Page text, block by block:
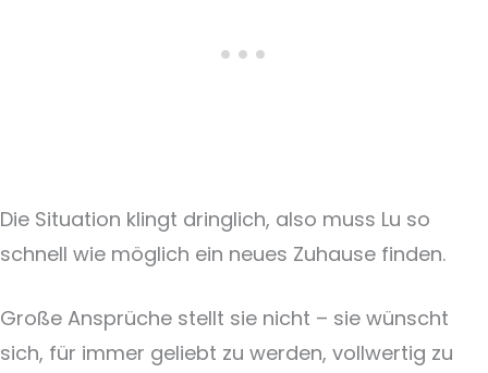
Die Situation klingt dringlich, also muss Lu so
schnell wie möglich ein neues Zuhause finden.
Große Ansprüche stellt sie nicht – sie wünscht
sich, für immer geliebt zu werden, vollwertig zu